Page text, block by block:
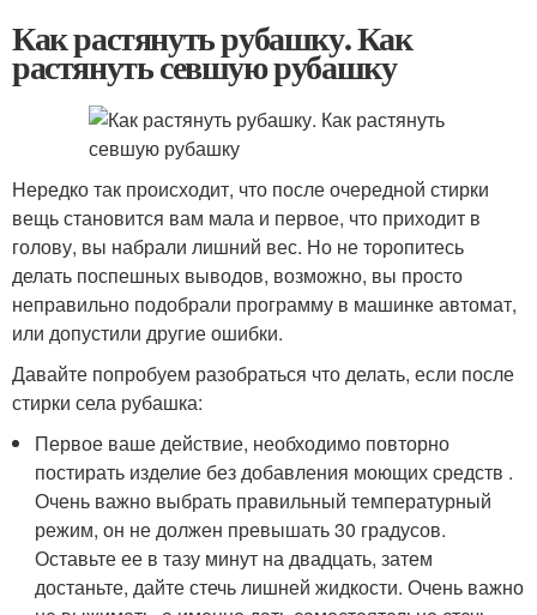
Как растянуть рубашку. Как
растянуть севшую рубашку
Нередко так происходит, что после очередной стирки
вещь становится вам мала и первое, что приходит в
голову, вы набрали лишний вес. Но не торопитесь
делать поспешных выводов, возможно, вы просто
неправильно подобрали программу в машинке автомат,
или допустили другие ошибки.
Давайте попробуем разобраться что делать, если после
стирки села рубашка:
Первое ваше действие, необходимо повторно
постирать изделие без добавления моющих средств .
Очень важно выбрать правильный температурный
режим, он не должен превышать 30 градусов.
Оставьте ее в тазу минут на двадцать, затем
достаньте, дайте стечь лишней жидкости. Очень важно